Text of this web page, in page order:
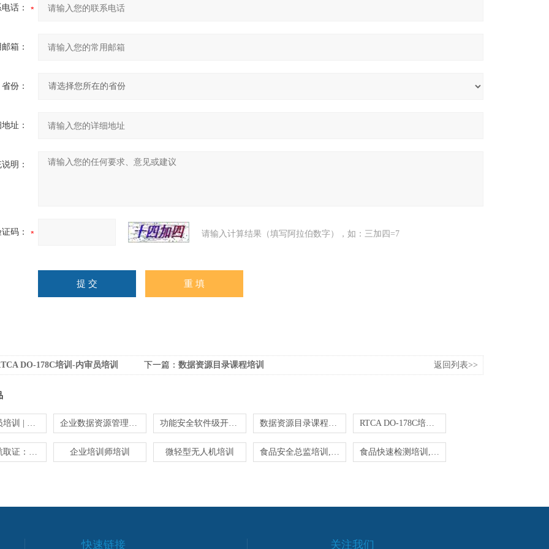
话：
箱：
省份：
址：
明：
码： 请输入计算结果（填写阿拉伯数字），如：三加四=7
DO-178C培训-内审员培训 下一篇： 数据资源目录课程培训 返回列表>>
气味评价员培训 | 川渝地区实操培训 企业数据资源管理与数据分析培训 功能安全软件级开发与验证培训 数据资源目录课程培训 RTCA DO-178C培训-内审员培训
无人机适航取证：符合性验证培训 企业培训师培训 微轻型无人机培训 食品安全总监培训,管理人员技能指导 教育与培训 食品快速检测培训,快检员辅导教育
快速链接 关注我们